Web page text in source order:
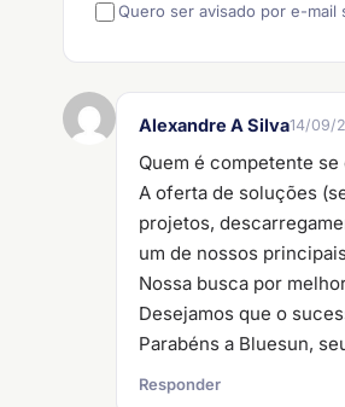
Quero ser avisado por e-mail
Alexandre A Silva14/09/
Quem é competente se
A oferta de soluções
projetos,
um de nossos
Nossa busca por
Desejamos que o
Parabéns a Bluesun,
Responder